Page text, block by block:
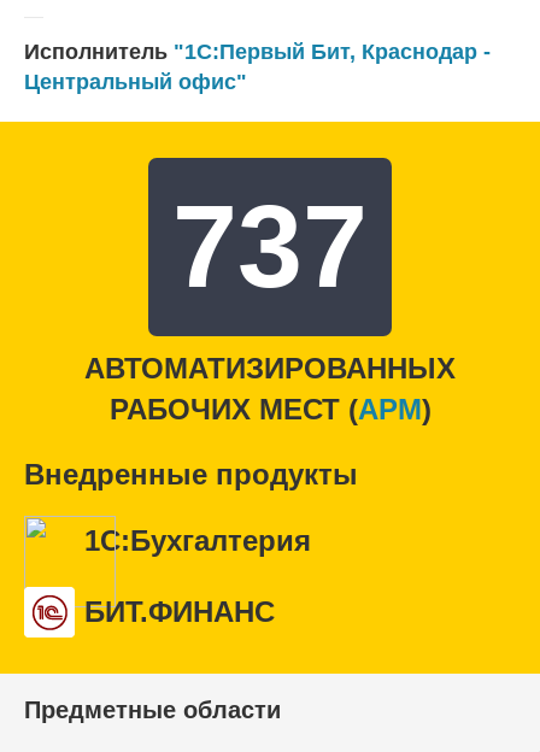
Исполнитель "1С:Первый Бит, Краснодар -
Центральный офис"
737
АВТОМАТИЗИРОВАННЫХ
РАБОЧИХ МЕСТ (APM)
Внедренные продукты
1С:Бухгалтерия
БИТ.ФИНАНС
Предметные области